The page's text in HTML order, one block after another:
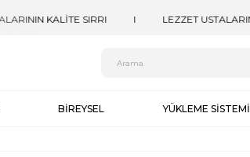
BİREYSEL YÜKLEME SİSTEMİ